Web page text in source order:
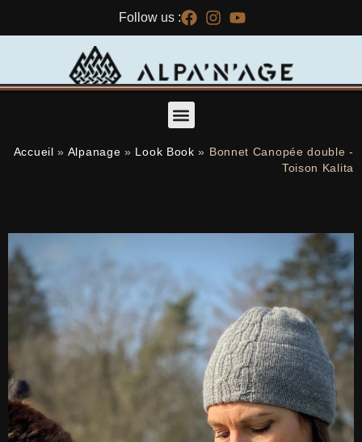
Follow us :
Accueil » Alpanage » Look Book » Bonnet Canopée double -
Toison Kalita